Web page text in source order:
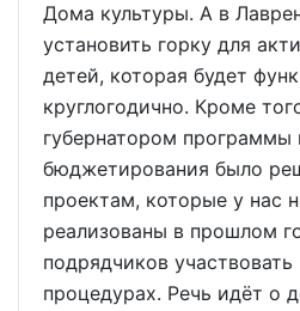
Дома культуры. А в
установить горку для
детей, которая будет
круглогодично. Кроме
губернатором программы
бюджетирования было
проектам, которые у нас
реализованы в прошлом
подрядчиков
процедурах. Речь идёт о